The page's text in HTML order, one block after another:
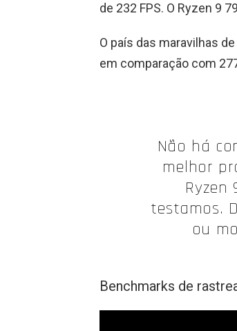
de 232 FPS. O Ryzen 9
O país das maravilhas
em comparação com
Não há
melhor
testamos.
ou
Benchmarks de